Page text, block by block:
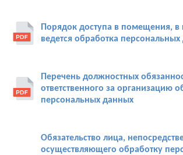
Порядок доступа в помещения, в
ведется обработка
Перечень должностных
ответственного за организацию
персональных данных
Обязательство лица,
осуществляющего обработку